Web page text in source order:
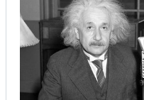
გადახედვა